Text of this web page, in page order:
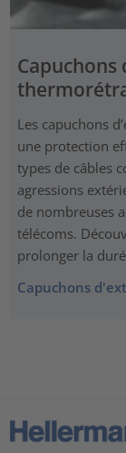
Les capuchons
une protection
types de câbles
agressions
de nombreuses
télécoms.
prolonger la
Capuchons